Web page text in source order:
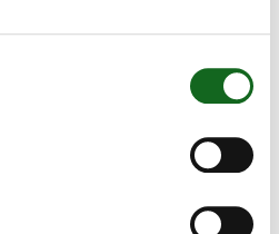
Ellsworth
–
Antarctic
– Antarctic –